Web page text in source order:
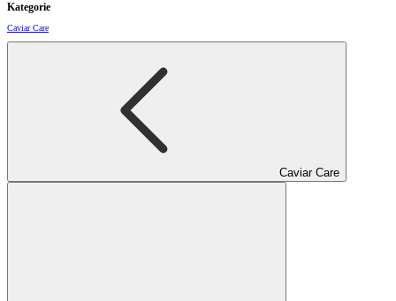
Kategorie
Caviar Care
Caviar Care